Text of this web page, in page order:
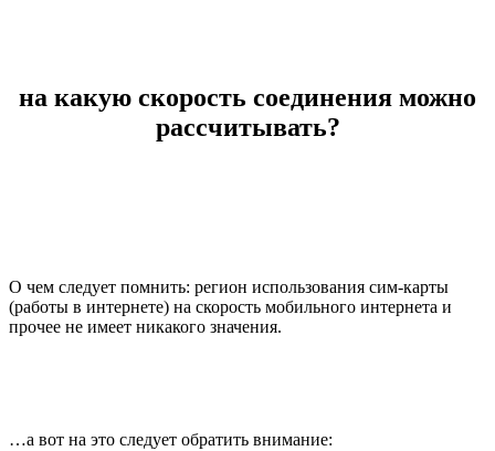
на какую скорость соединения можно
рассчитывать?
О чем следует помнить: регион использования сим-карты
(работы в интернете) на скорость мобильного интернета и
прочее не имеет никакого значения.
…а вот на это следует обратить внимание: